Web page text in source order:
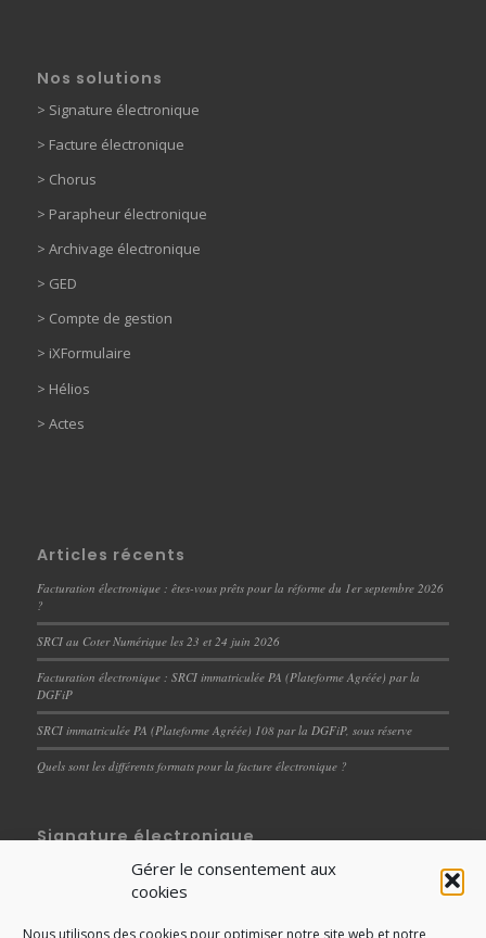
Gérer le consentement aux
cookies
Nous utilisons des cookies pour optimiser notre site web et notre
Nos solutions
> Signature électronique
> Facture électronique
> Chorus
> Parapheur électronique
> Archivage électronique
> GED
> Compte de gestion
> iXFormulaire
> Hélios
> Actes
Articles récents
Facturation électronique : êtes-vous prêts pour la réforme du 1er septembre 2026
?
SRCI au Coter Numérique les 23 et 24 juin 2026
Facturation électronique : SRCI immatriculée PA (Plateforme Agréée) par la
DGFiP
SRCI immatriculée PA (Plateforme Agréée) 108 par la DGFiP, sous réserve
Quels sont les différents formats pour la facture électronique ?
Signature électronique
Dématérialisation des documents RH : un levier de
performance et de professionnalisation des processus